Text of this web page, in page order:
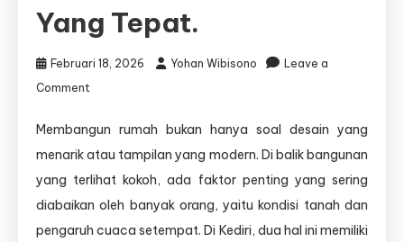
Yang Tepat.
Februari 18, 2026 Yohan Wibisono
Leave a
Comment
dan
cuaca
di
Kediri
membutuhkan
pengerjaan
Membangun rumah bukan hanya soal desain yang
menarik atau tampilan yang modern. Di balik bangunan
yang terlihat kokoh, ada faktor penting yang sering
diabaikan oleh banyak orang, yaitu kondisi tanah dan
pengaruh cuaca setempat. Di Kediri, dua hal ini memiliki